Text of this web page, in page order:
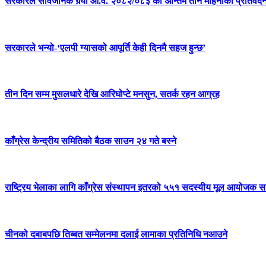
सरकारले भन्यो-‘एलपी ग्यासको आपूर्ति केही दिनमै सहज हुन्छ’
तीन दिन सम्म मुसलधारे देखि आरिघोप्टे मनसुन, सतर्क रहन आग्रह
काँग्रेस केन्द्रीय समितिको बैठक साउन २४ गते बस्ने
राष्ट्रिय भेलाका लागि काँग्रेस संस्थापन इतरको ५५१ सदस्यीय मूल आयोजक
चीनको दबाबपछि तिब्बत सम्मेलनमा दलाई लामाका प्रतिनिधि नआउने